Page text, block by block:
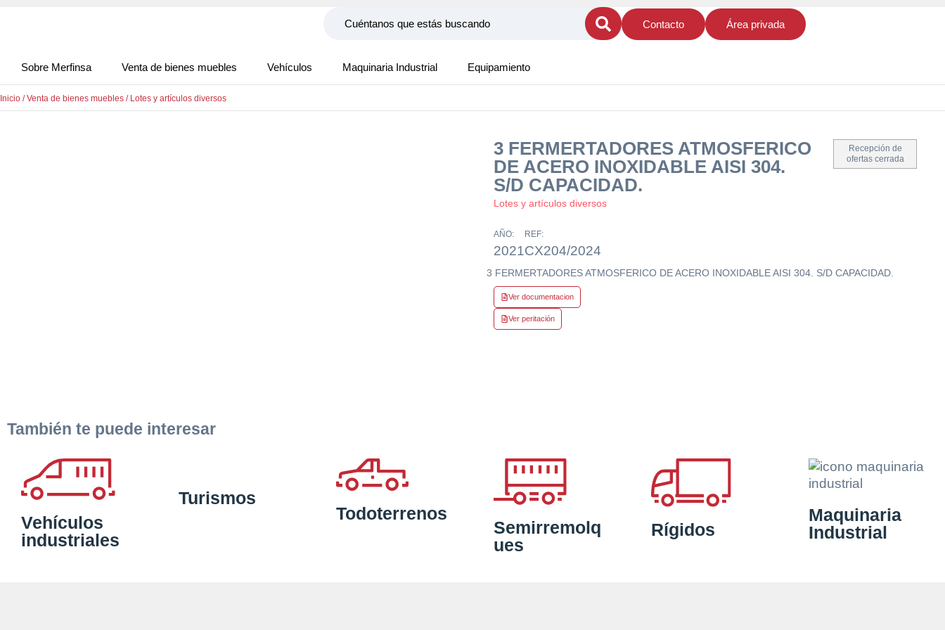
Contacto Área privada
Sobre Merfinsa Venta de bienes muebles Vehículos Maquinaria Industrial Equipamiento
Inicio /Venta de bienes muebles / Lotes y artículos diversos
3 FERMERTADORES ATMOSFERICO
DE ACERO INOXIDABLE AISI 304.
S/D CAPACIDAD.
Lotes y artículos diversos
Recepción de
ofertas cerrada
AÑO:
2021
REF:
CX204/2024
3 FERMERTADORES ATMOSFERICO DE ACERO INOXIDABLE AISI 304. S/D CAPACIDAD.
Ver documentacion
Ver peritación
También te puede interesar
Vehículos
industriales
Turismos
Todoterrenos
Semirremolq
ues
Rígidos
Maquinaria
Industrial